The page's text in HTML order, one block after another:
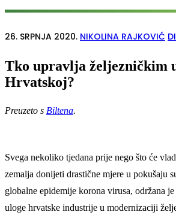
26. SRPNJA 2020. NIKOLINA RAJKOVIĆ
Tko upravlja željezničkim
Hrvatskoj?
Preuzeto s Biltena.
Svega nekoliko tjedana prije nego što će
zemalja donijeti drastične mjere u pokušaju
globalne epidemije korona virusa, održana
uloge hrvatske industrije u modernizaciji